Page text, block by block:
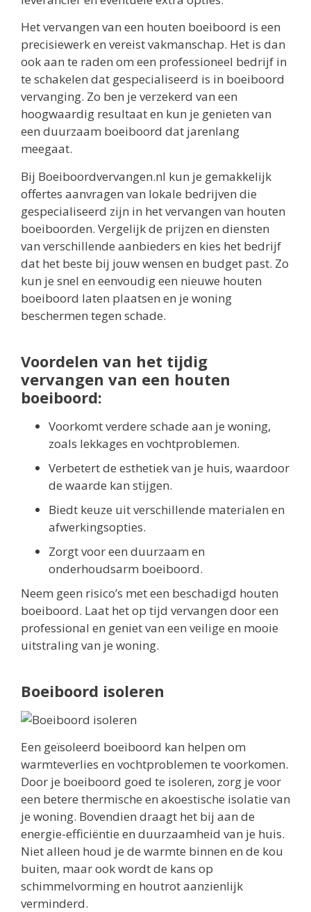
Het vervangen van een houten boeiboord is een
precisiewerk en vereist vakmanschap. Het is dan
ook aan te raden om een professioneel bedrijf in
te schakelen dat gespecialiseerd is in boeiboord
vervanging. Zo ben je verzekerd van een
hoogwaardig resultaat en kun je genieten van
een duurzaam boeiboord dat jarenlang
meegaat.
Bij Boeiboordvervangen.nl kun je gemakkelijk
offertes aanvragen van lokale bedrijven die
gespecialiseerd zijn in het vervangen van houten
boeiboorden. Vergelijk de prijzen en diensten
van verschillende aanbieders en kies het bedrijf
dat het beste bij jouw wensen en budget past. Zo
kun je snel en eenvoudig een nieuwe houten
boeiboord laten plaatsen en je woning
beschermen tegen schade.
Voordelen van het tijdig
vervangen van een houten
boeiboord:
Voorkomt verdere schade aan je woning,
zoals lekkages en vochtproblemen.
Verbetert de esthetiek van je huis, waardoor
de waarde kan stijgen.
Biedt keuze uit verschillende materialen en
afwerkingsopties.
Zorgt voor een duurzaam en
onderhoudsarm boeiboord.
Neem geen risico’s met een beschadigd houten
boeiboord. Laat het op tijd vervangen door een
professional en geniet van een veilige en mooie
uitstraling van je woning.
Boeiboord isoleren
Een geïsoleerd boeiboord kan helpen om
warmteverlies en vochtproblemen te voorkomen.
Door je boeiboord goed te isoleren, zorg je voor
een betere thermische en akoestische isolatie van
je woning. Bovendien draagt het bij aan de
energie-efficiëntie en duurzaamheid van je huis.
Niet alleen houd je de warmte binnen en de kou
buiten, maar ook wordt de kans op
schimmelvorming en houtrot aanzienlijk
verminderd.